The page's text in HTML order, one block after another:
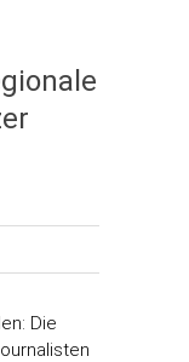
Die